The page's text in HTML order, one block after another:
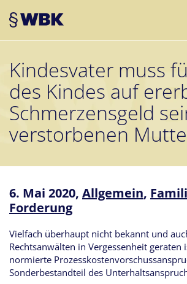
Kindesvater muss
des Kindes auf
Schmerzensgeld
verstorbenen
6. Mai 2020, Allgemein,
Forderung
Vielfach überhaupt nicht bekannt und
Rechtsanwälten in Vergessenheit geraten
normierte
Sonderbestandteil des